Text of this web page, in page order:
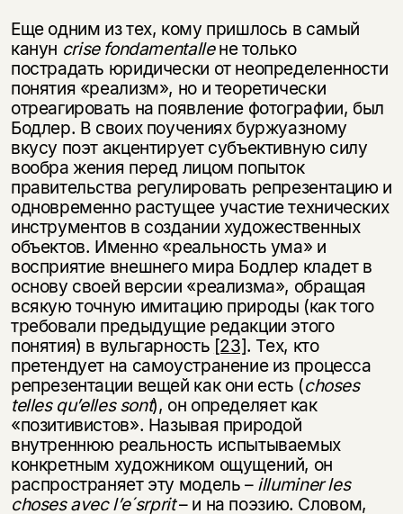
Еще одним из тех, кому пришлось в самый
канун crise fondamentalleне только
пострадать юридически от неопределенности
понятия «реализм», но и теоретически
отреагировать на появление фотографии, был
Бодлер. В своих поучениях буржуазному
вкусу поэт акцентирует субъективную силу
вообра­ жения перед лицом попыток
правительства регулировать репрезентацию и
одновременно растущее участие технических
инструментов в создании художественных
объектов. Именно «реальность ума» и
восприятие внешнего мира Бодлер кладет в
основу своей версии «реализма», обращая
всякую точную имитацию природы (как того
требовали предыдущие редакции этого
понятия) в вульгарность [23]. Тех, кто
претендует на самоустранение из процесса
репрезентации вещей как они есть (choses
telles qu’elles sont), он определяет как
«позитивистов». Называя природой
внутреннюю реальность испытываемых
конкретным художником ощущений, он
распространяет эту модель – illuminer les
choses avec l’e´srprit– и на поэзию. Словом,